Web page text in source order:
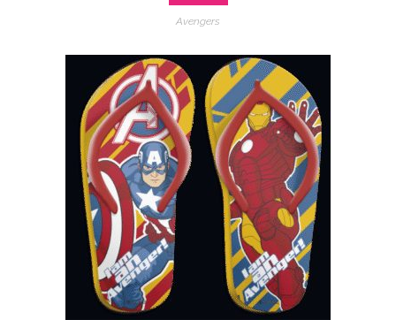
Avengers